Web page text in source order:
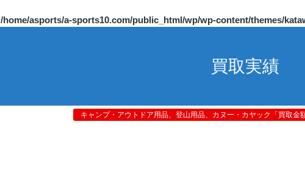
/home/asports/a-sports10.com/public_html/wp/wp-content/themes/
買取実績
キャンプ・アウトドア用品、登山用品、カヌー・カヤック「買取金